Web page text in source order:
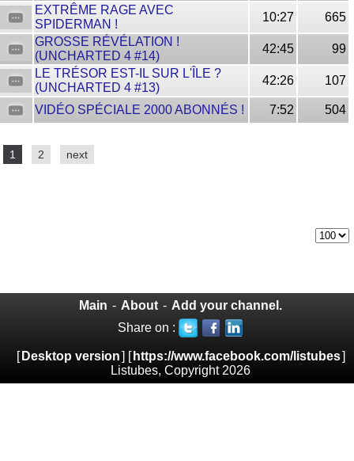
EXTRÊME RAGE AVEC
SPIDERMAN !
10:27
665
GROSSE RÉVÉLATION !
(UNCHARTED 4 #14)
42:45
99
LE TRÉSOR EST-IL SUR L'ÎLE ?
(UNCHARTED 4 #13)
42:26 107
VIDÉO SPÉCIALE 2000 ABONNÉS ! 7:52 504
1 2 next
Main - About - Add your channel.
Share on :
[ Desktop version] [ https://www.facebook.com/listubes]
Listubes, Copyright 2026